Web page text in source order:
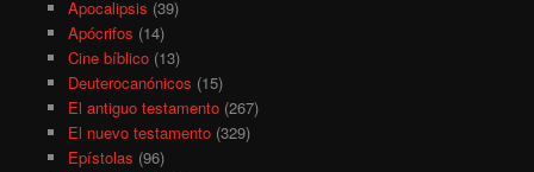
Apocalipsis (39)
Apócrifos (14)
Cine bíblico(13)
Deuterocanónicos (15)
El antiguo testamento(267)
El nuevo testamento(329)
Epístolas (96)